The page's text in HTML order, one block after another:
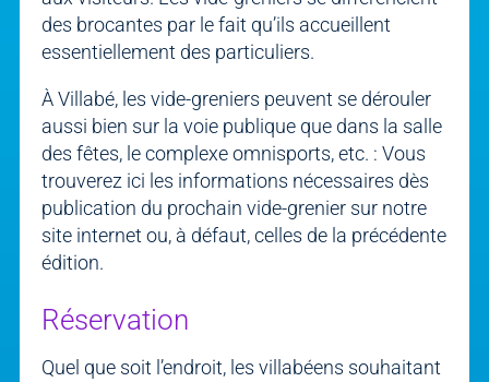
des brocantes par le fait qu’ils accueillent
essentiellement des particuliers.
À Villabé, les vide-greniers peuvent se dérouler
aussi bien sur la voie publique que dans la salle
des fêtes, le complexe omnisports, etc. : Vous
trouverez ici les informations nécessaires dès
publication du prochain vide-grenier sur notre
site internet ou, à défaut, celles de la précédente
édition.
Réservation
Quel que soit l’endroit, les villabéens souhaitant